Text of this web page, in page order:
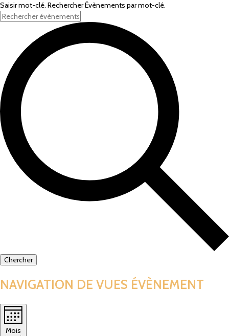
Saisir mot-clé. Rechercher Évènements par mot-clé.
Chercher
NAVIGATION DE VUES ÉVÈNEMENT
Mois